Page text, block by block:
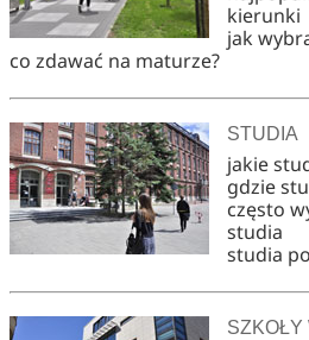
kierunki
jak
co zdawać na maturze?
STUDIA
jakie
gdzie
często
studia
studia
SZKOŁY